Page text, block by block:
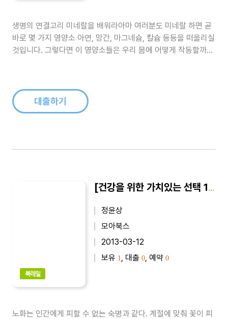
생명의 연결고리 미네랄을 배워라아마 여러분도 미네랄 하면 곧
바로 몇 가지 영양소 아연, 망간, 마그네슘, 칼슘 등등을 떠올리실
것입니다. 그렇다면 이 영양소들은 우리 몸에 어떻게 작동할까
에 힘을 부여하는 엔..
대출하기
북레일
[건강을 위한 가치있는 선택 19] 항산화제, 내 몸을 살린다
정윤상
모아북스
2013-03-12
보유 1 , 대출 0 , 예약 0
노화는 인간에게 피할 수 없는 숙명과 같다. 계절에 맞춰 꽃이 피